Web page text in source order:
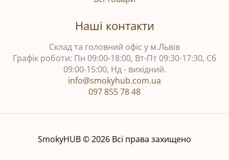
Наші контакти
Склад та головний офіс у м.Львів
Графік роботи: Пн 09:00-18:00, Вт-Пт 09:30-17:30, Сб
09:00-15:00, Нд - вихідний.
info@smokyhub.com.ua
097 855 78 48
SmokyHUB © 2026 Всі права захищено